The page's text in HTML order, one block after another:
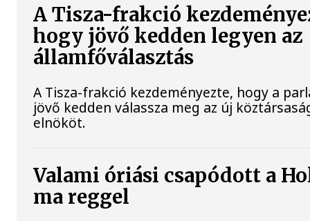
A Tisza-frakció
hogy jövő kedden legyen az
államfőválasztás
A Tisza-frakció kezdeményezte, hogy a
jövő kedden válassza meg az új
elnököt.
Valami óriási csapódott a
ma reggel